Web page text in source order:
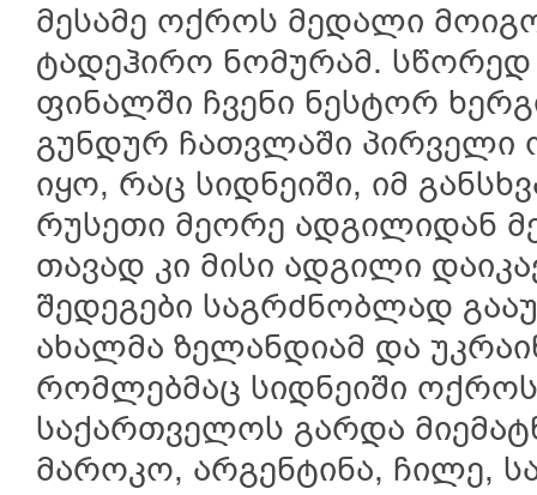
მესამე ოქროს მედალი
ტადეჰირო ნომურამ. სწორედ
ფინალში ჩვენი ნესტორ
გუნდურ ჩათვლაში პირველი
იყო, რაც სიდნეიში, იმ
რუსეთი მეორე ადგილიდან
თავად კი მისი ადგილი
შედეგები საგრძნობლად
ახალმა ზელანდიამ და
რომლებმაც სიდნეიში
საქართველოს გარდა
მაროკო, არგენტინა, ჩილე,